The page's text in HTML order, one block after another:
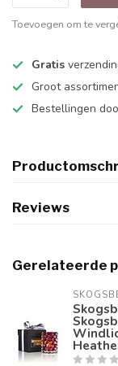
Toevoegen om te
Gratis
Groot
Bestellingen
Reviews
Gerelateerde